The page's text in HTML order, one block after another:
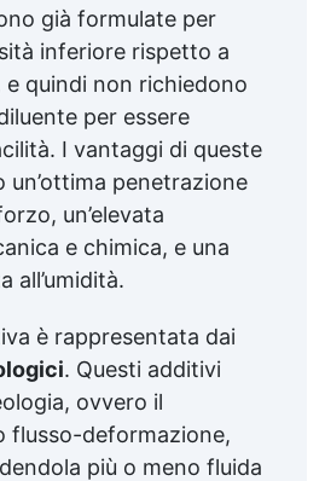
già formulate per
inferiore rispetto a
e quindi non richiedono
per essere
I vantaggi di queste
un’ottima penetrazione
un’elevata
e chimica, e una
all’umidità.
è rappresentata dai
. Questi additivi
ovvero il
flusso-deformazione,
più o meno fluida